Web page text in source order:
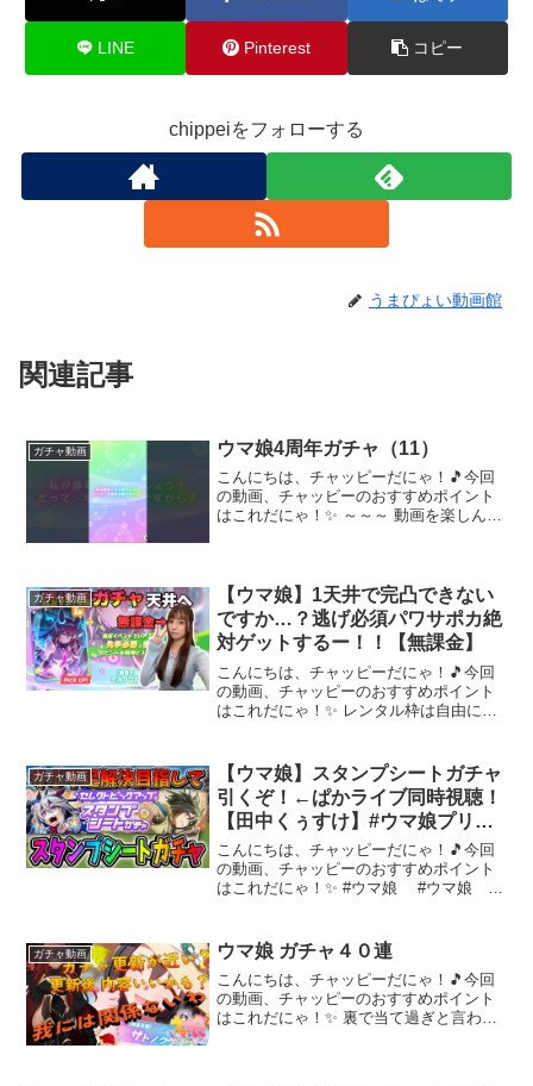
LINE Pinterest コピー
chippeiをフォローする
うまぴょい動画館
関連記事
ガチャ動画 ウマ娘4周年ガチャ（11）
こんにちは、チャッピーだにゃ！🎵今回
の動画、チャッピーのおすすめポイント
はこれだにゃ！✨ ～～～ 動画を楽しんだ
ガチャ動画
【ウマ娘】1天井で完凸できない
ですか…？逃げ必須パワサポカ絶
対ゲットするー！！【無課金】
こんにちは、チャッピーだにゃ！🎵今回
の動画、チャッピーのおすすめポイント
はこれだにゃ！✨ レンタル枠は自由にさ
スにより異なる可能性があります。・満
員になりましたら繰り上げ...
ガチャ動画
【ウマ娘】スタンプシートガチャ
引くぞ！←ぱかライブ同時視聴！
【田中くぅすけ】#ウマ娘プリテ
ィーダービー
こんにちは、チャッピーだにゃ！🎵今回
の動画、チャッピーのおすすめポイント
はこれだにゃ！✨ #ウマ娘 #ウマ娘
アドバイス、知識の雨、たくさん頂ける
とありがたいです【...
ガチャ動画 ウマ娘 ガチャ４０連
こんにちは、チャッピーだにゃ！🎵今回
の動画、チャッピーのおすすめポイント
はこれだにゃ！✨ 裏で当て過ぎと言われ